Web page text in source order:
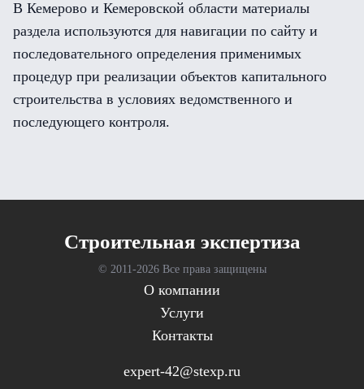
В Кемерово и Кемеровской области материалы
раздела используются для навигации по сайту и
последовательного определения применимых
процедур при реализации объектов капитального
строительства в условиях ведомственного и
последующего контроля.
Cтроительная экспертиза
© 2011-2026 Все права защищены
О компании
Услуги
Контакты
expert-42@stexp.ru